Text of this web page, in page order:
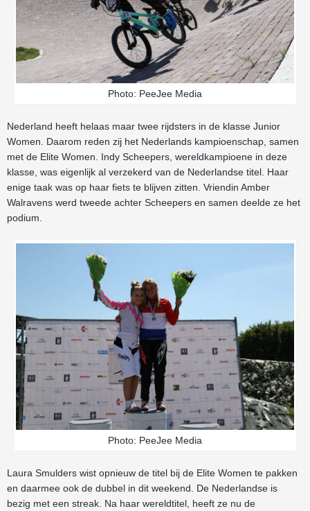
Photo: PeeJee Media
Nederland heeft helaas maar twee rijdsters in de klasse Junior
Women. Daarom reden zij het Nederlands kampioenschap, samen
met de Elite Women. Indy Scheepers, wereldkampioene in deze
klasse, was eigenlijk al verzekerd van de Nederlandse titel. Haar
enige taak was op haar fiets te blijven zitten. Vriendin Amber
Walravens werd tweede achter Scheepers en samen deelde ze het
podium.
Photo: PeeJee Media
Laura Smulders wist opnieuw de titel bij de Elite Women te pakken
en daarmee ook de dubbel in dit weekend. De Nederlandse is
bezig met een streak. Na haar wereldtitel, heeft ze nu de